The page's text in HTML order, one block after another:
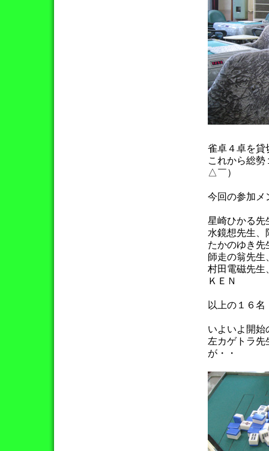
雀卓４卓を貸
これから総
△￣）
今回の参加メ
星崎ひかる先
水鏡想先生、
たかのゆき先
師走の翁先生
村田電磁先生
ＫＥＮ
以上の１６名
いよいよ開始
左カゲトラ先
が・・